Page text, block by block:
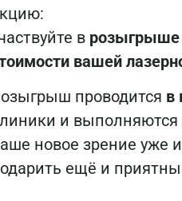
в розыгрыше
вашей
проводится в
и выполняются
новое зрение уже
ещё и